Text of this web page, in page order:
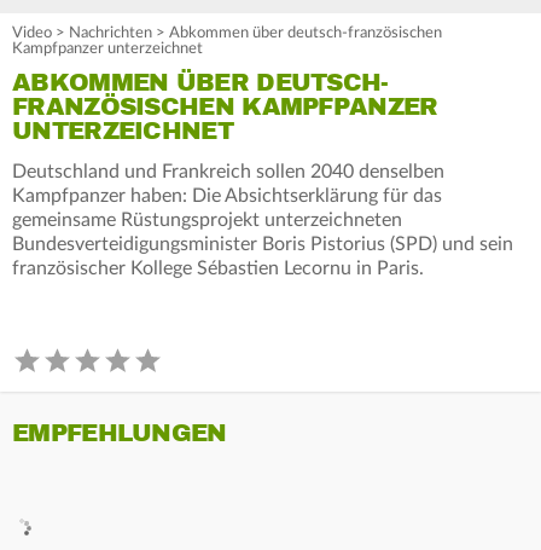
Video > Nachrichten > Abkommen über deutsch-französischen
Kampfpanzer unterzeichnet
ABKOMMEN ÜBER DEUTSCH-
FRANZÖSISCHEN KAMPFPANZER
UNTERZEICHNET
Deutschland und Frankreich sollen 2040 denselben
Kampfpanzer haben: Die Absichtserklärung für das
gemeinsame Rüstungsprojekt unterzeichneten
Bundesverteidigungsminister Boris Pistorius (SPD) und sein
französischer Kollege Sébastien Lecornu in Paris.
EMPFEHLUNGEN